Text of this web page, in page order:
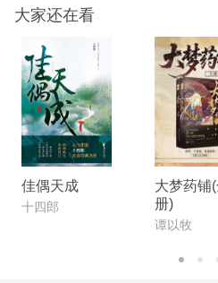
大家还在看
佳偶天成
十四郎
大梦药铺
册)
谭以牧